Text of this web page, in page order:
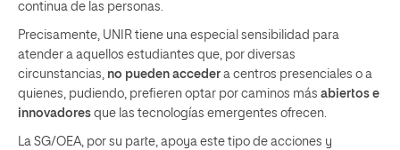
continua de las personas.
Precisamente, UNIR tiene una especial sensibilidad para
atender a aquellos estudiantes que, por diversas
circunstancias, no pueden acceder a centros presenciales o a
quienes, pudiendo, prefieren optar por caminos más abiertos e
innovadores que las tecnologías emergentes ofrecen.
La SG/OEA, por su parte, apoya este tipo de acciones y